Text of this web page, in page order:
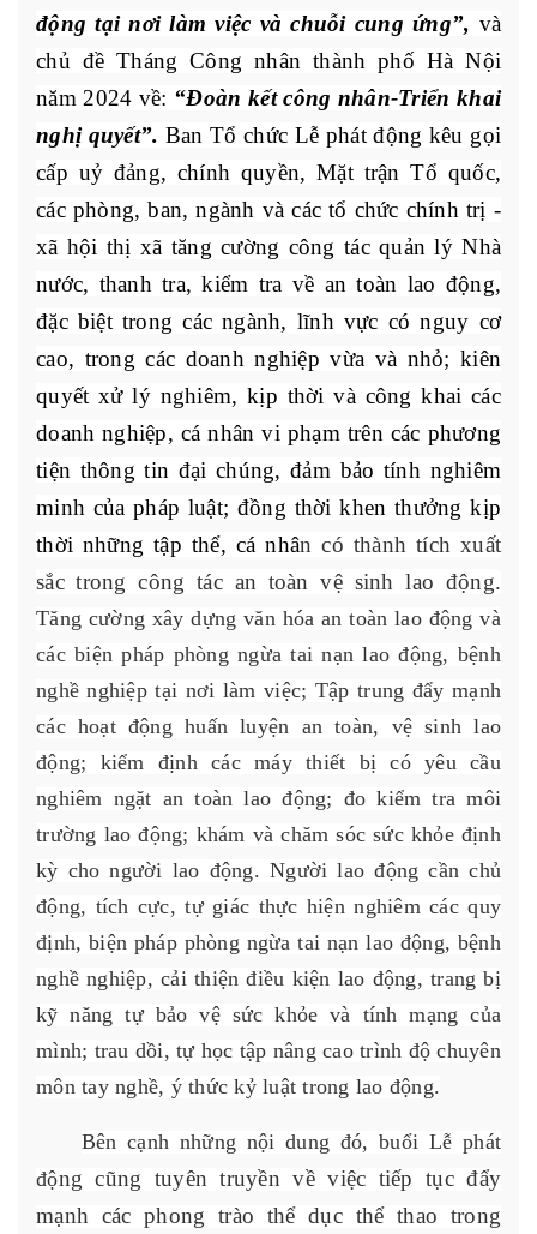
động tại nơi làm việc và chuỗi cung ứng”, và
chủ đề Tháng Công nhân thành phố Hà Nội
năm 2024 về: “Đoàn kết công nhân-Triển khai
nghị quyết”. Ban Tổ chức Lễ phát động kêu gọi
cấp uỷ đảng, chính quyền, Mặt trận Tổ quốc,
các phòng, ban, ngành và các tổ chức chính trị -
xã hội thị xã tăng cường công tác quản lý Nhà
nước, thanh tra, kiểm tra về an toàn lao động,
đặc biệt trong các ngành, lĩnh vực có nguy cơ
cao, trong các doanh nghiệp vừa và nhỏ; kiên
quyết xử lý nghiêm, kịp thời và công khai các
doanh nghiệp, cá nhân vi phạm trên các phương
tiện thông tin đại chúng, đảm bảo tính nghiêm
minh của pháp luật; đồng thời khen thưởng kịp
thời những tập thể, cá nhân có thành tích xuất
sắc trong công tác an toàn vệ sinh lao động.
Tăng cường xây dựng văn hóa an toàn lao động và
các biện pháp phòng ngừa tai nạn lao động, bệnh
nghề nghiệp tại nơi làm việc; Tập trung đẩy mạnh
các hoạt động huấn luyện an toàn, vệ sinh lao
động; kiểm định các máy thiết bị có yêu cầu
nghiêm ngặt an toàn lao động; đo kiểm tra môi
trường lao động; khám và chăm sóc sức khỏe định
kỳ cho người lao động. Người lao động cần chủ
động, tích cực, tự giác thực hiện nghiêm các quy
định, biện pháp phòng ngừa tai nạn lao động, bệnh
nghề nghiệp, cải thiện điều kiện lao động, trang bị
kỹ năng tự bảo vệ sức khỏe và tính mạng của
mình; trau dồi, tự học tập nâng cao trình độ chuyên
môn tay nghề, ý thức kỷ luật trong lao động.
Bên cạnh những nội dung đó, buổi Lễ phát
động cũng tuyên truyền về việc tiếp tục đẩy
mạnh các phong trào thể dục thể thao trong